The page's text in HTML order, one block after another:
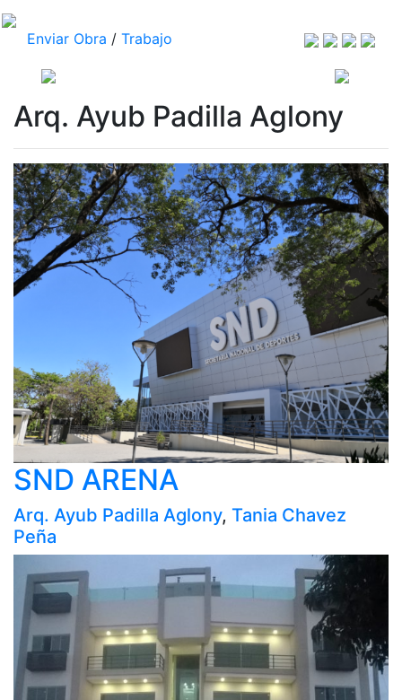
Enviar Obra / Trabajo
Arq. Ayub Padilla Aglony
SND ARENA
Arq. Ayub Padilla Aglony, Tania Chavez
Peña